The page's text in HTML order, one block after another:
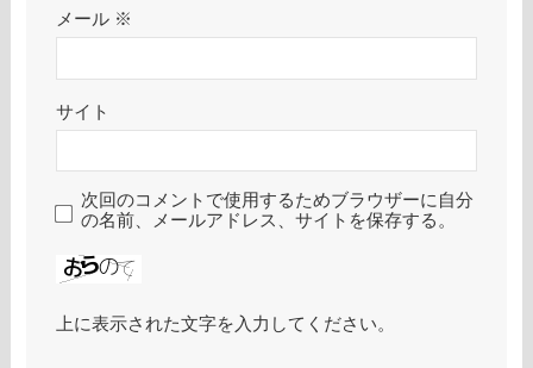
メール ※
サイト
次回のコメントで使用するためブラウザーに自分
の名前、メールアドレス、サイトを保存する。
上に表示された文字を入力してください。